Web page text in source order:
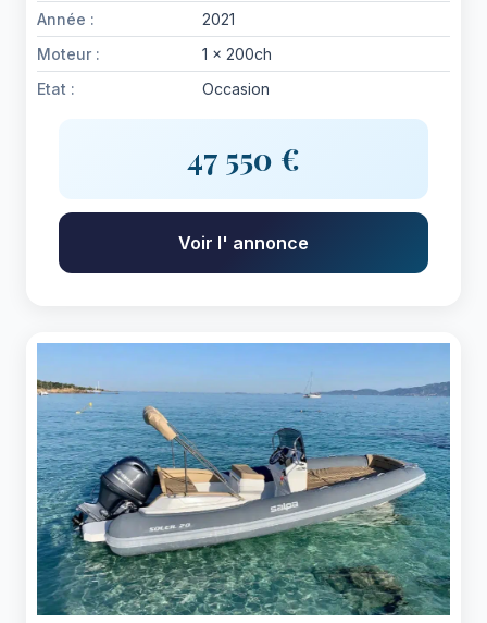
Année :
2021
Moteur :
1 x 200ch
Etat :
Occasion
47 550 €
Voir l' annonce